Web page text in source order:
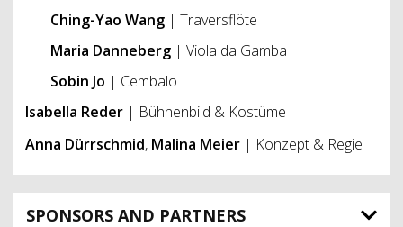
Ching-Yao Wang | Traversflöte
Maria Danneberg | Viola da Gamba
Sobin Jo | Cembalo
Isabella Reder | Bühnenbild & Kostüme
Anna Dürrschmid, Malina Meier | Konzept & Regie
SPONSORS AND PARTNERS